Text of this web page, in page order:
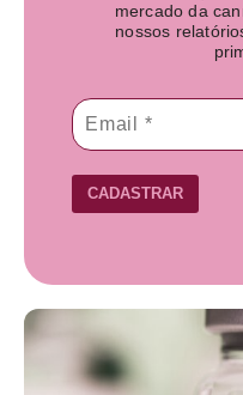
mercado da
nossos
CADASTRAR